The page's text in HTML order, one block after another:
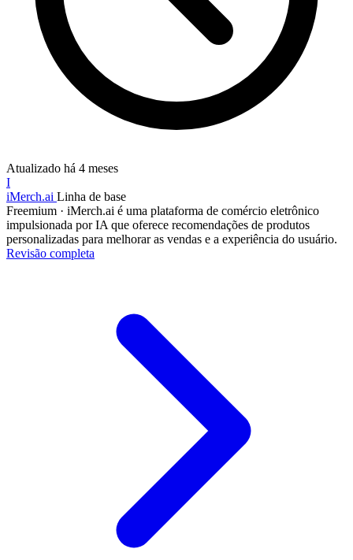
Atualizado há 4 meses
I
iMerch.ai Linha de base
Freemium · iMerch.ai é uma plataforma de comércio eletrônico
impulsionada por IA que oferece recomendações de produtos
personalizadas para melhorar as vendas e a experiência do usuário.
Revisão completa